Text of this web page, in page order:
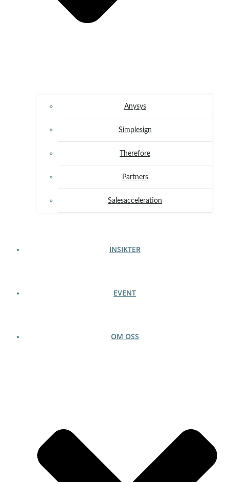
Anysys
Simplesign
Therefore
Partners
Salesacceleration
INSIKTER
EVENT
OM OSS